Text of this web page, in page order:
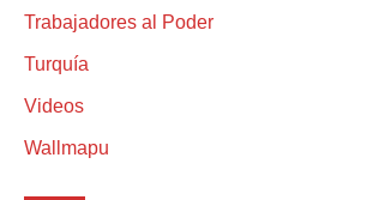
Trabajadores al Poder
Turquía
Videos
Wallmapu